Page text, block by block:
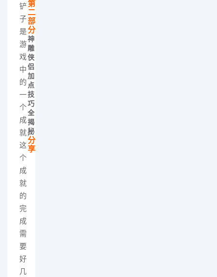
第
二
部
分
神
雕
侠
侣
加
点
技
巧
全
揭
秘
分
享
铲
子
是
游
戏
中
的
一
个
成
就，
这
个
成
就
的
完
成
需
要
好
几